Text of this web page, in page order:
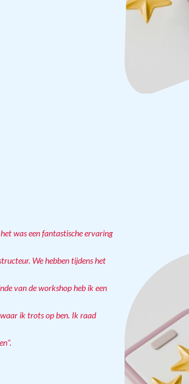
was een fantastische ervaring
We hebben tijdens het
van de workshop heb ik een
ik trots op ben. Ik raad